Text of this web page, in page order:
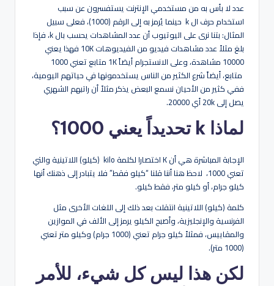
عدد لا بأس به من مستخدمي الإنترنت يستفسرون عن سبب
استخدام حرف ال k حينما يُرمز به إلى الرقم (1000)، فعلى سبيل
المثال: بتنا نرى على اليوتيوب أن عدد المشاهدات يحسب بال k، فإذا
بلغ مثلاً عدد مشاهدات فيديو من الفيديوهات 10K فهذا يعني
10000 مشاهدة، وعلى الانستجرام أيضاً 1K متابع تعني 1000
متابع، أيضاً شرع الكثير من الناس يستخدمونها في حياتهم اليومية،
ففي كثير من الأحيان نسمع البعض يذكر مثلاً أن راتبهم الشهري
يصل إلى 20k أي 20000.
لماذا k تحديداً يعني 1000؟
الإجابة المباشرة هي أن K اختصارا لكلمة kilo (كيلو) اللاتينية والتي
تعني 1000، لاحظ هنا أننا قلنا “كيلو فقط” فلا يتبادر إلى ذهنك أنها
كيلو جرام، أو كيلو متر، فقط كيلو.
كلمة (كيلو) اللاتينية انتقلت بعد ذلك إلى اللغات الأخرى مثل
الفرنسية والإنجليزية، وأصبح الكيلو يرمز إلى الألف في الموازين
والمقاييس، فمثلاً كيلو جرام تعني (1000 جرام) وكيلو متر تعني
(1000 متر).
لكن هذا ليس كل شيء، للأمر